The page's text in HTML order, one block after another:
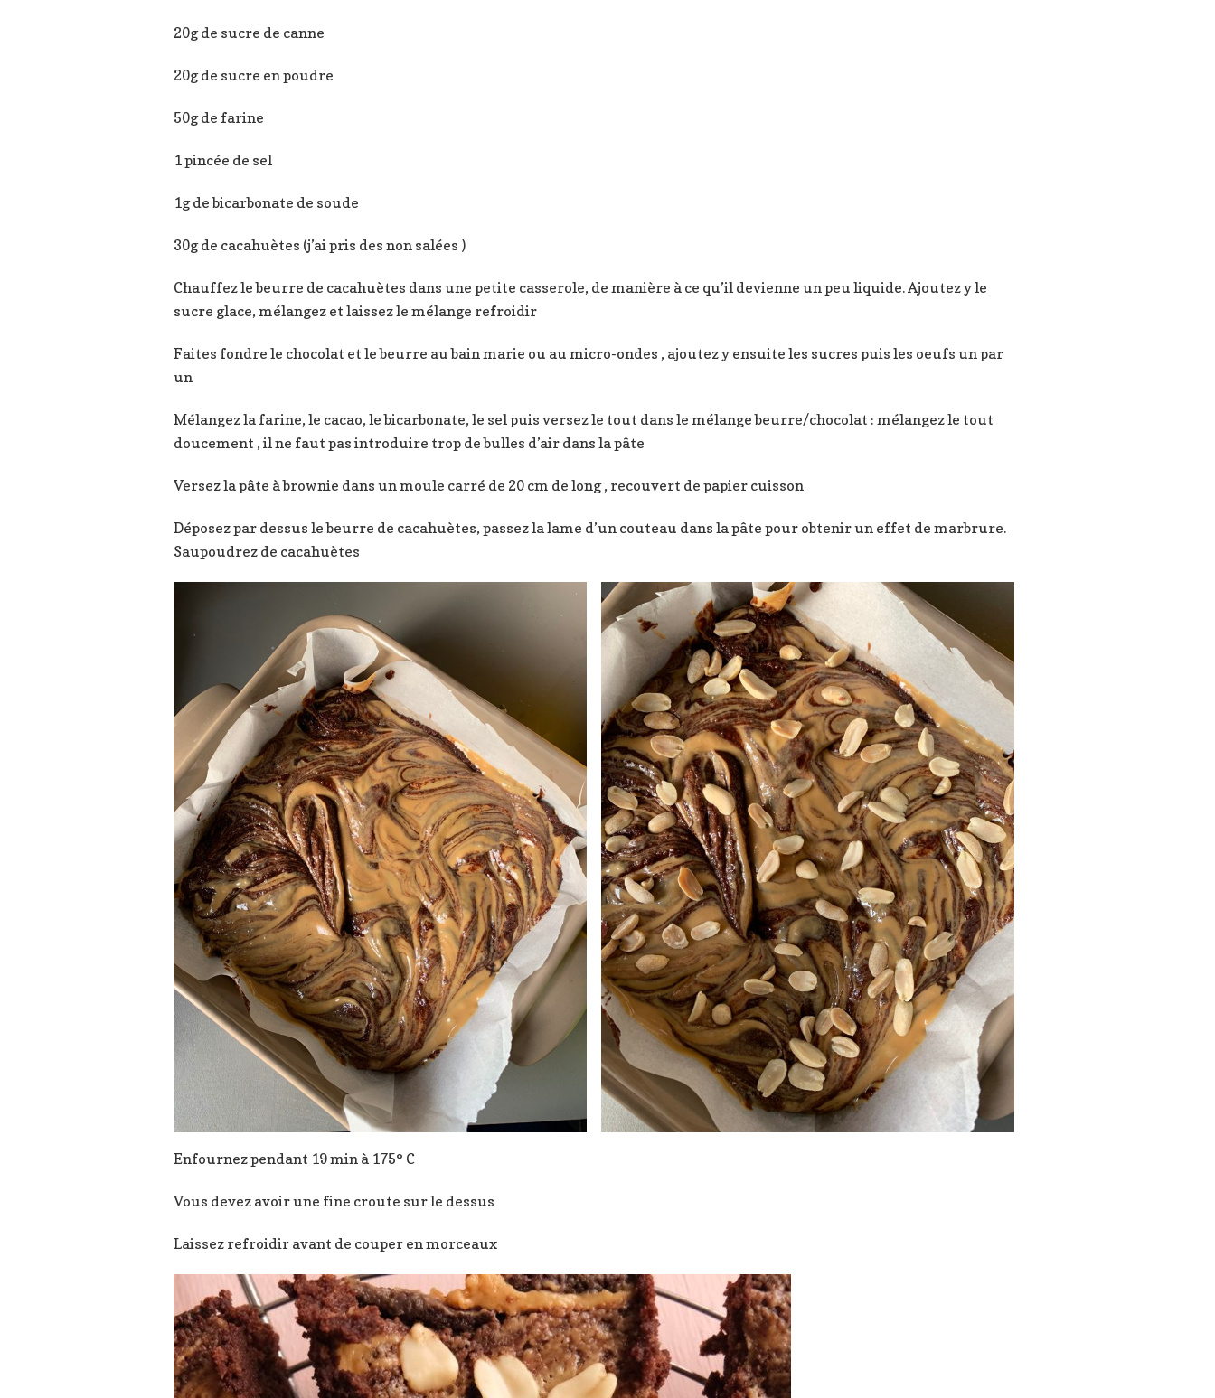
20g de sucre de canne
20g de sucre en poudre
50g de farine
1 pincée de sel
1g de bicarbonate de soude
30g de cacahuètes (j’ai pris des non salées )
Chauffez le beurre de cacahuètes dans une petite casserole, de manière à ce qu’il devienne un peu liquide. Ajoutez y le
sucre glace, mélangez et laissez le mélange refroidir
Faites fondre le chocolat et le beurre au bain marie ou au micro-ondes , ajoutez y ensuite les sucres puis les oeufs un par
un
Mélangez la farine, le cacao, le bicarbonate, le sel puis versez le tout dans le mélange beurre/chocolat : mélangez le tout
doucement , il ne faut pas introduire trop de bulles d’air dans la pâte
Versez la pâte à brownie dans un moule carré de 20 cm de long , recouvert de papier cuisson
Déposez par dessus le beurre de cacahuètes, passez la lame d’un couteau dans la pâte pour obtenir un effet de marbrure.
Saupoudrez de cacahuètes
Enfournez pendant 19 min à 175° C
Vous devez avoir une fine croute sur le dessus
Laissez refroidir avant de couper en morceaux